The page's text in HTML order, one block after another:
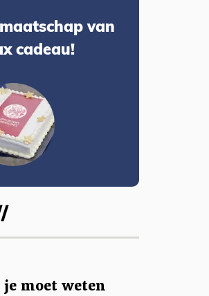
van
cadeau!
moet weten